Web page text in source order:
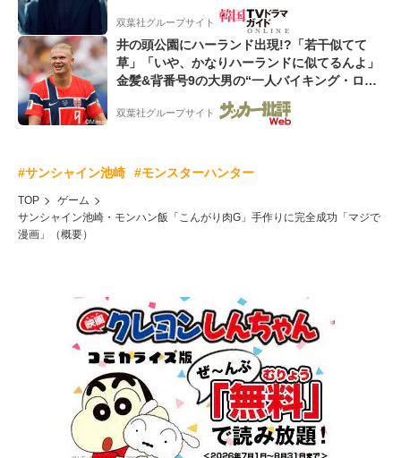
双葉社グループサイト
井の頭公園にハーランド出現!?「若干似てて
草」「いや、かなりハーランドに似てるんよ」
金髪&背番号9の大男の“一人バイキング・ロ
ー”映像が話題!「元気をもらった」
双葉社グループサイト
#サンシャイン池崎 #モンスターハンター
TOP
ゲーム
サンシャイン池崎・モンハン飯「こんがり肉G」手作りに完全成功「マジで
漫画」（概要）